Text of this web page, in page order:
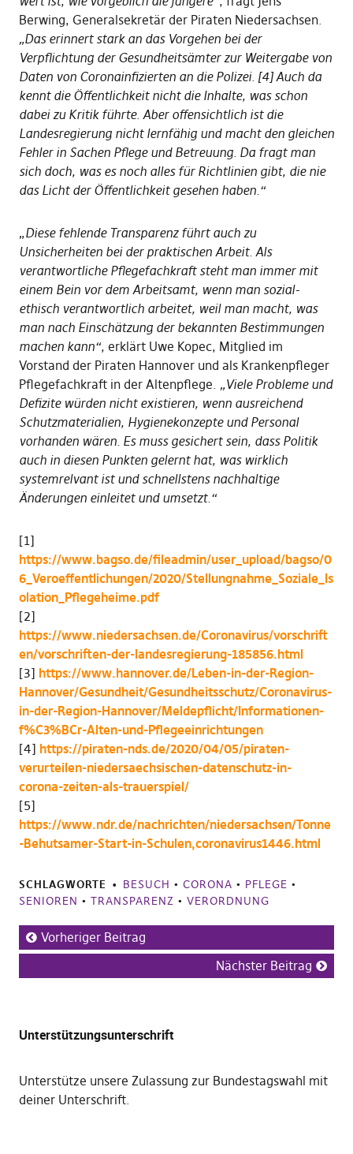
Berwing, Generalsekretär der Piraten Niedersachsen.
„Das erinnert stark an das Vorgehen bei der
Verpflichtung der Gesundheitsämter zur Weitergabe von
Daten von Coronainfizierten an die Polizei. [4] Auch da
kennt die Öffentlichkeit nicht die Inhalte, was schon
dabei zu Kritik führte. Aber offensichtlich ist die
Landesregierung nicht lernfähig und macht den gleichen
Fehler in Sachen Pflege und Betreuung. Da fragt man
sich doch, was es noch alles für Richtlinien gibt, die nie
das Licht der Öffentlichkeit gesehen haben.“
„Diese fehlende Transparenz führt auch zu
Unsicherheiten bei der praktischen Arbeit. Als
verantwortliche Pflegefachkraft steht man immer mit
einem Bein vor dem Arbeitsamt, wenn man sozial-
ethisch verantwortlich arbeitet, weil man macht, was
man nach Einschätzung der bekannten Bestimmungen
machen kann“, erklärt Uwe Kopec, Mitglied im
Vorstand der Piraten Hannover und als Krankenpfleger
Pflegefachkraft in der Altenpflege. „Viele Probleme und
Defizite würden nicht existieren, wenn ausreichend
Schutzmaterialien, Hygienekonzepte und Personal
vorhanden wären. Es muss gesichert sein, dass Politik
auch in diesen Punkten gelernt hat, was wirklich
systemrelvant ist und schnellstens nachhaltige
Änderungen einleitet und umsetzt.“
[1]
https://www.bagso.de/fileadmin/user_upload/bagso/0
6_Veroeffentlichungen/2020/Stellungnahme_Soziale_Is
olation_Pflegeheime.pdf
[2]
https://www.niedersachsen.de/Coronavirus/vorschrift
en/vorschriften-der-landesregierung-185856.html
[3] https://www.hannover.de/Leben-in-der-Region-
Hannover/Gesundheit/Gesundheitsschutz/Coronavirus-
in-der-Region-Hannover/Meldepflicht/Informationen-
f%C3%BCr-Alten-und-Pflegeeinrichtungen
[4] https://piraten-nds.de/2020/04/05/piraten-
verurteilen-niedersaechsischen-datenschutz-in-
corona-zeiten-als-trauerspiel/
[5]
https://www.ndr.de/nachrichten/niedersachsen/Tonne
-Behutsamer-Start-in-Schulen,coronavirus1446.html
SCHLAGWORTE BESUCH • CORONA • PFLEGE •
SENIOREN • TRANSPARENZ • VERORDNUNG
Vorheriger Beitrag
Nächster Beitrag
Unterstützungsunterschrift
Unterstütze unsere Zulassung zur Bundestagswahl mit
deiner Unterschrift.